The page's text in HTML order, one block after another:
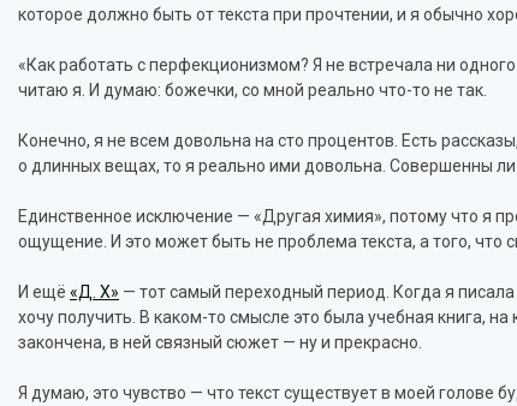
которое должно быть от текста при прочтении, и я обычно
«Как работать с перфекционизмом? Я не встречала ни
читаю я. И думаю: божечки, со мной реально что-то не так.
Конечно, я не всем довольна на сто процентов. Есть
о длинных вещах, то я реально ими довольна. Совершенны ли
Единственное исключение — «Другая химия», потому что я
ощущение. И это может быть не проблема текста, а того, что
И ещё «Д. Х» — тот самый переходный период. Когда я
хочу получить. В каком-то смысле это была учебная книга,
закончена, в ней связный сюжет — ну и прекрасно.
Я думаю, это чувство — что текст существует в моей голове